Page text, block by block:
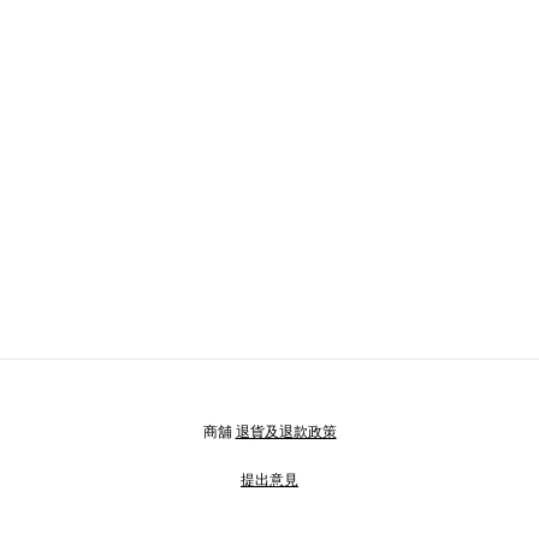
商舖 退貨及退款政策
提出意見